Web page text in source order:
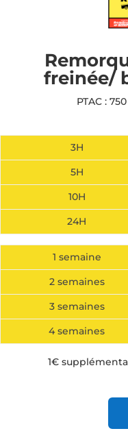
freinée/
PTAC :
3H
5H
10H
24H
1 semaine
2 semaines
3 semaines
4 semaines
1€